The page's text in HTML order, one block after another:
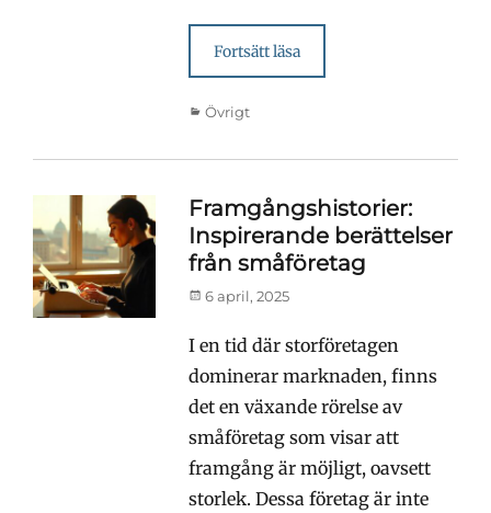
Fortsätt läsa
Kategorier
Övrigt
Framgångshistorier:
Inspirerande berättelser
från småföretag
Publicerad
6 april, 2025
I en tid där storföretagen
dominerar marknaden, finns
det en växande rörelse av
småföretag som visar att
framgång är möjligt, oavsett
storlek. Dessa företag är inte